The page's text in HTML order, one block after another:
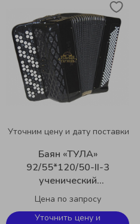
Уточним цену и дату поставки
Баян «ТУЛА»
92/55*120/50-II-3
ученический
двухголосный Тульская
Гармонь BN-50-2
Цена по запросу
Уточнить цену и